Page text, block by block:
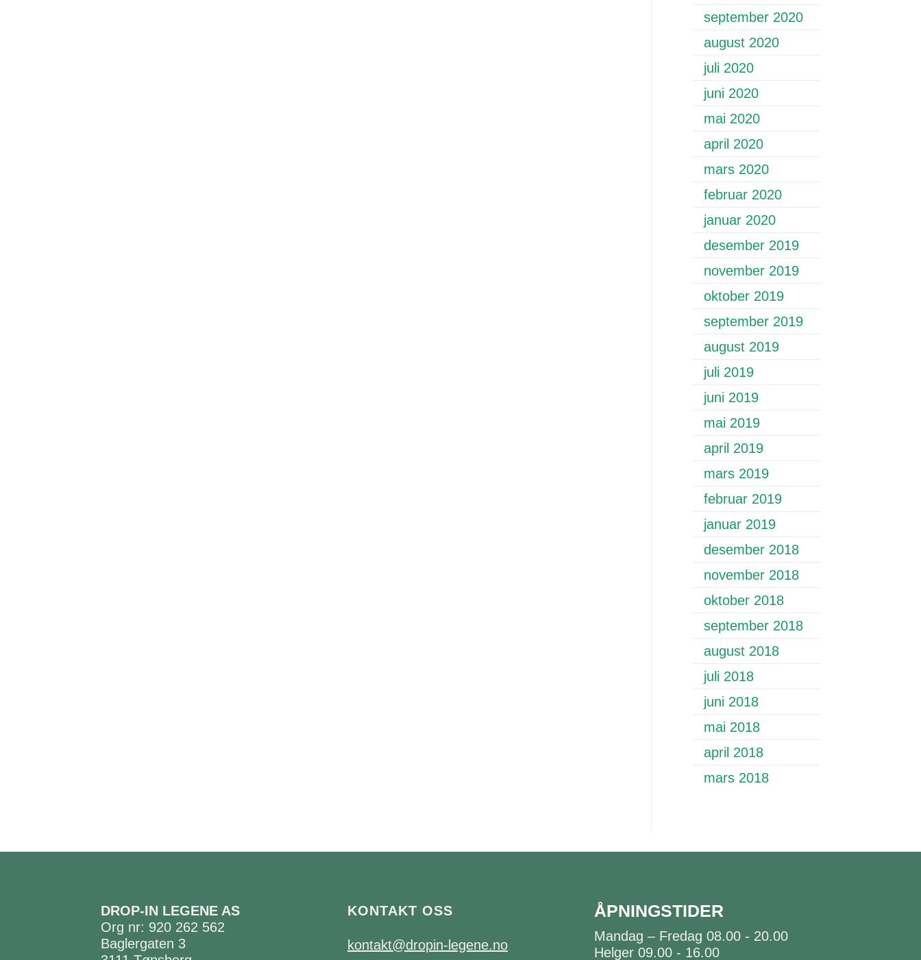
september 2020
august 2020
juli 2020
juni 2020
mai 2020
april 2020
mars 2020
februar 2020
januar 2020
desember 2019
november 2019
oktober 2019
september 2019
august 2019
juli 2019
juni 2019
mai 2019
april 2019
mars 2019
februar 2019
januar 2019
desember 2018
november 2018
oktober 2018
september 2018
august 2018
juli 2018
juni 2018
mai 2018
april 2018
mars 2018
DROP-IN LEGENE AS
Org nr: 920 262 562
Baglergaten 3
KONTAKT OSS
kontakt@dropin-legene.no
ÅPNINGSTIDER
Mandag – Fredag 08.00 - 20.00
Helger 09.00 - 16.00